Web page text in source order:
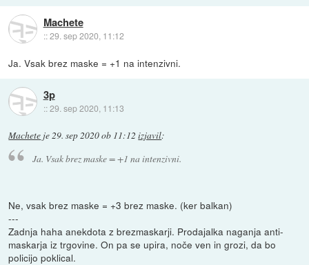
Machete
::29. sep 2020, 11:12
Ja. Vsak brez maske = +1 na intenzivni.
3p
::29. sep 2020, 11:13
Machete je29. sep 2020 ob 11:12 izjavil:
Ja. Vsak brez maske = +1 na intenzivni.
Ne, vsak brez maske = +3 brez maske. (ker balkan)
---
Zadnja haha anekdota z brezmaskarji. Prodajalka naganja anti-
maskarja iz trgovine. On pa se upira, noče ven in grozi, da bo
policijo poklical.